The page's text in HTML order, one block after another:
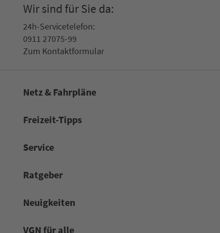
Wir sind für Sie da:
24h-Ser­vice­te­le­fon:
0911 27075-99
Zum Kon­taktformular
Netz & Fahrpläne
Frei­zeit-Tipps
Service
Rat­ge­ber
Neuigkeiten
VGN für alle